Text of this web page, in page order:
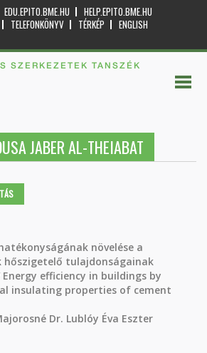
EDU.EPITO.BME.HU
HELP.EPITO.BME.HU
TELEFONKÖNYV TÉRKÉP
ENGLISH
SZERKEZETEK TANSZÉK
JABER AL-THEIABAT
növelése a
hőszigetelő tulajdonságainak
efficiency in buildings by
insulating properties of cement
Dr. Lublóy Éva Eszter